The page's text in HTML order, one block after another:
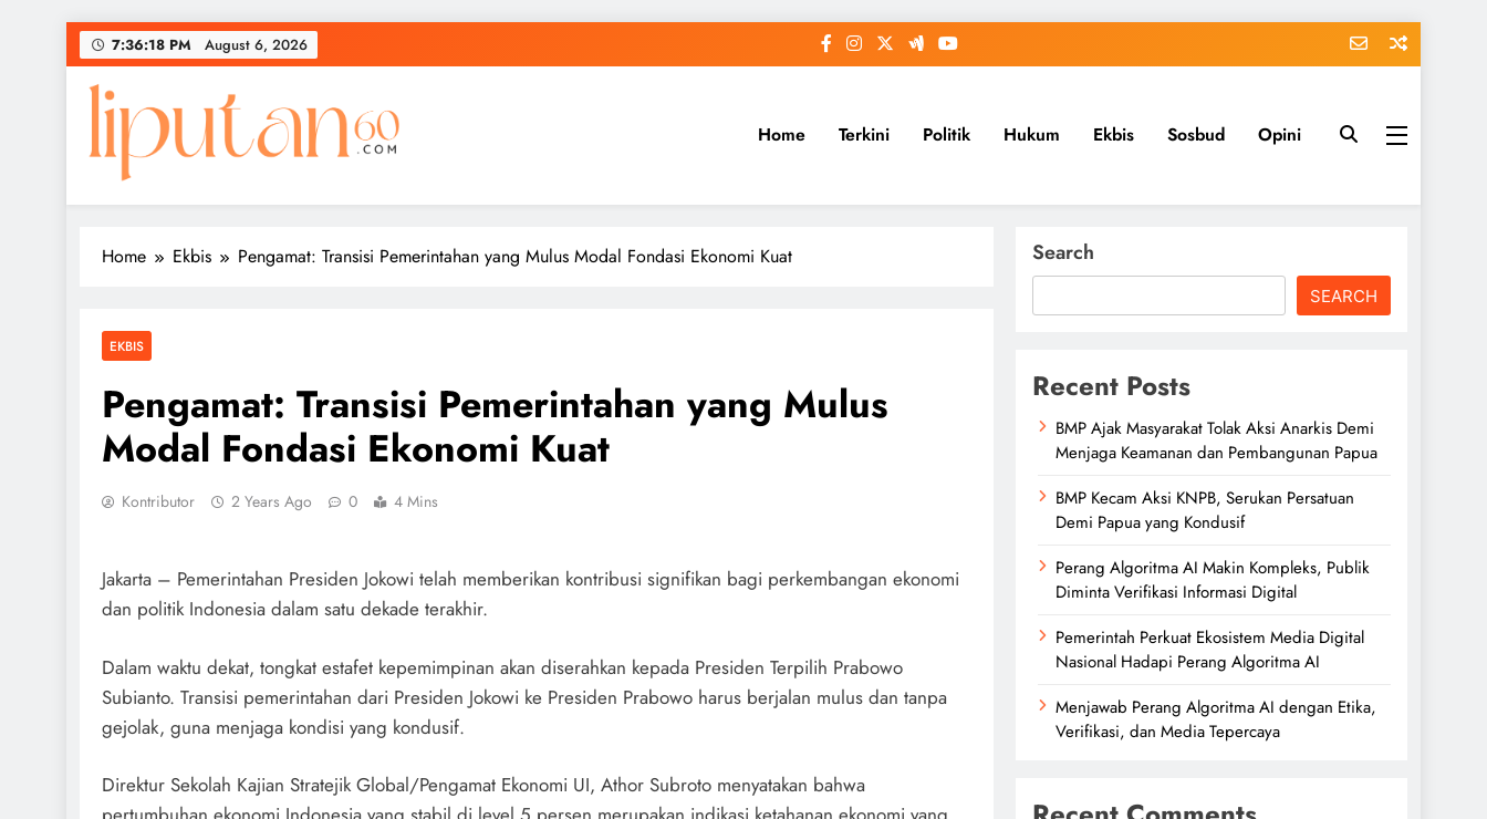
Skip
to
content
7:36:19 PM August 6, 2026
Home Terkini Politik Hukum Ekbis Sosbud Opini
Home Ekbis Pengamat: Transisi Pemerintahan yang Mulus Modal Fondasi Ekonomi Kuat
EKBIS
Pengamat: Transisi Pemerintahan yang Mulus
Modal Fondasi Ekonomi Kuat
Kontributor 2 Years Ago 0 4 Mins
Jakarta – Pemerintahan Presiden Jokowi telah memberikan kontribusi signifikan bagi perkembangan ekonomi
dan politik Indonesia dalam satu dekade terakhir.
Dalam waktu dekat, tongkat estafet kepemimpinan akan diserahkan kepada Presiden Terpilih Prabowo
Subianto. Transisi pemerintahan dari Presiden Jokowi ke Presiden Prabowo harus berjalan mulus dan tanpa
gejolak, guna menjaga kondisi yang kondusif.
Direktur Sekolah Kajian Stratejik Global/Pengamat Ekonomi UI, Athor Subroto menyatakan bahwa
Search
SEARCH
Recent Posts
BMP Ajak Masyarakat Tolak Aksi Anarkis Demi
Menjaga Keamanan dan Pembangunan Papua
BMP Kecam Aksi KNPB, Serukan Persatuan
Demi Papua yang Kondusif
Perang Algoritma AI Makin Kompleks, Publik
Diminta Verifikasi Informasi Digital
Pemerintah Perkuat Ekosistem Media Digital
Nasional Hadapi Perang Algoritma AI
Menjawab Perang Algoritma AI dengan Etika,
Verifikasi, dan Media Tepercaya